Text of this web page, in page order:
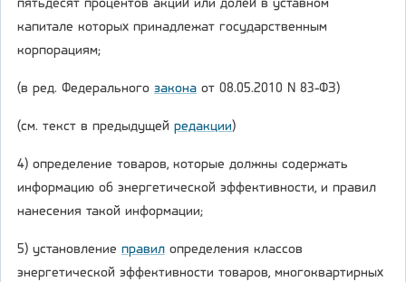
пятьдесят процентов акций или долей в уставном
капитале которых принадлежат государственным
корпорациям;
(в ред. Федерального закона от 08.05.2010 N 83-ФЗ)
(см. текст в предыдущей редакции)
4) определение товаров, которые должны содержать
информацию об энергетической эффективности, и правил
нанесения такой информации;
5) установление правил определения классов
энергетической эффективности товаров, многоквартирных